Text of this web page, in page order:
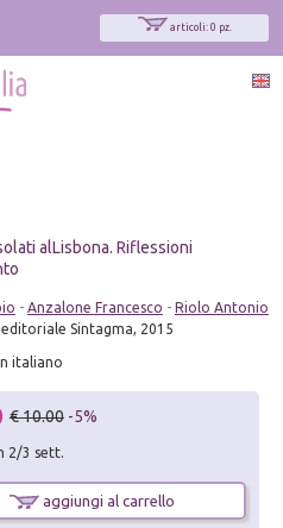
articoli: 0 pz.
alLisbona. Riflessioni
- Anzalone Francesco - Riolo Antonio
Sintagma, 2015
italiano
€ 10.00 -5%
2/3 sett.
aggiungi al carrello